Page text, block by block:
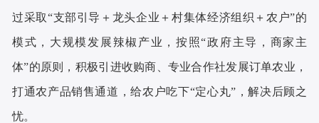
过采取“支部引导＋龙头企业＋村集体经济组织＋农户”的
模式，大规模发展辣椒产业，按照“政府主导，商家主
体”的原则，积极引进收购商、专业合作社发展订单农业，
打通农产品销售通道，给农户吃下“定心丸”，解决后顾之
忧。